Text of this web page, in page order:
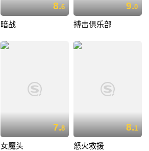
8.6
暗战
9.0
搏击俱乐部
7.8
女魔头
8.1
怒火救援